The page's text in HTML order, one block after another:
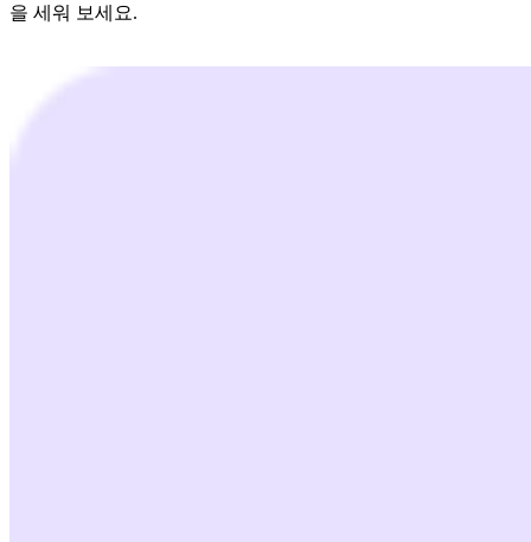
을 세워 보세요.